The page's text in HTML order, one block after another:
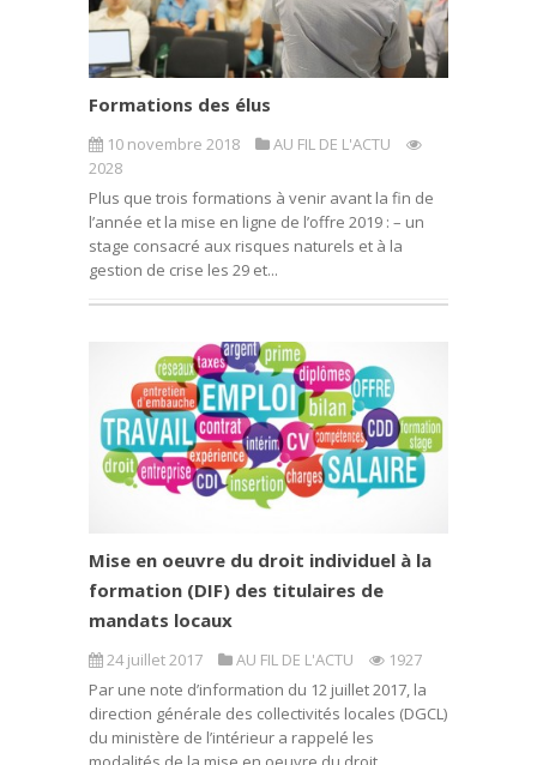
Formations des élus
10 novembre 2018
AU FIL DE L'ACTU
2028
Plus que trois formations à venir avant la fin de
l’année et la mise en ligne de l’offre 2019 : – un
stage consacré aux risques naturels et à la
gestion de crise les 29 et...
Mise en oeuvre du droit individuel à la
formation (DIF) des titulaires de
mandats locaux
24 juillet 2017 AU FIL DE L'ACTU
1927
Par une note d’information du 12 juillet 2017, la
direction générale des collectivités locales (DGCL)
du ministère de l’intérieur a rappelé les